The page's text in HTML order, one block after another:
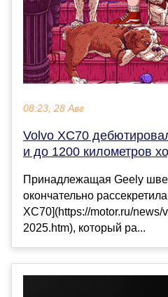
08:23, 28 Авг
Volvo XC70
и до 1200 километров
Принадлежащая Geely
окончательно
XC70](https://motor.ru/news/
2025.htm), который ра...